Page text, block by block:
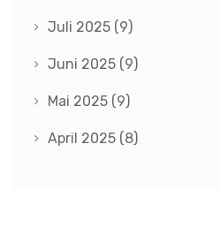
Juli 2025 (9)
Juni 2025 (9)
Mai 2025 (9)
April 2025 (8)